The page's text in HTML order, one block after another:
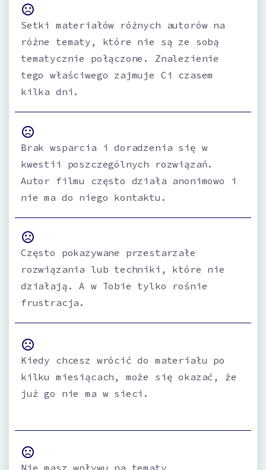
Setki materiałów różnych autorów na
różne tematy, które nie są ze sobą
tematycznie połączone. Znalezienie
tego właściwego zajmuje Ci czasem
kilka dni.
Brak wsparcia i doradzenia się w
kwestii poszczególnych rozwiązań.
Autor filmu często działa anonimowo i
nie ma do niego kontaktu.
Często pokazywane przestarzałe
rozwiązania lub techniki, które nie
działają. A w Tobie tylko rośnie
frustracja.
Kiedy chcesz wrócić do materiału po
kilku miesiącach, może się okazać, że
już go nie ma w sieci.